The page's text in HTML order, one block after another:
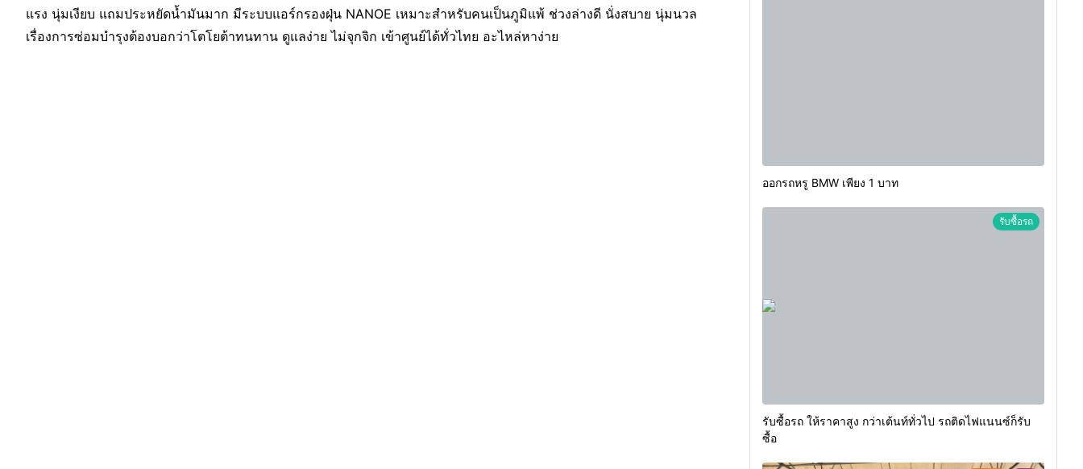
แรง นุ่มเงียบ แถมประหยัดน้ำมันมาก มีระบบแอร์กรองฝุ่น NANOE เหมาะสำหรับคนเป็นภูมิแพ้ ช่วงล่างดี นั่งสบาย นุ่มนวล
เรื่องการซ่อมบำรุงต้องบอกว่าโตโยต้าทนทาน ดูแลง่าย ไม่จุกจิก เข้าศูนย์ได้ทั่วไทย อะไหล่หาง่าย
ออกรถหรู BMW เพียง 1 บาท
รับซื้อรถ
รับซื้อรถ ให้ราคาสูง กว่าเต้นท์ทั่วไป รถติดไฟแนนซ์ก็รับ
ซื้อ